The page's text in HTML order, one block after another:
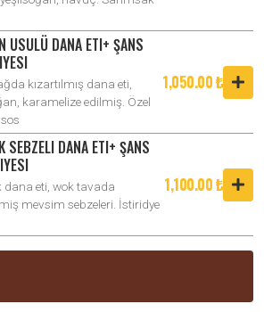
USULÜ DANA ETI+ ŞANS
kızartılmış dana eti,
karamelize edilmiş. Özel
1,050.00 ₺
SEBZELI DANA ETI+ ŞANS
dana eti, wok tavada
mevsim sebzeleri. İstiridye
1,100.00 ₺